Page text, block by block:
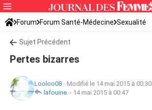
Forum Forum Santé-Médecine Sexualité
Sujet Précédent
Pertes bizarres
Looloo08 - Modifié le 14 mai 2015 à 00:30
lafouine. - 14 mai 2015 à 00:47